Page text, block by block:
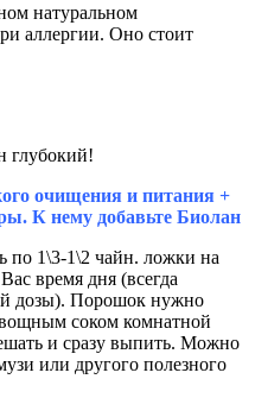
натуральном
аллергии. Оно стоит
глубокий!
очищения и питания +
К нему добавьте Биолан
по 1\3-1\2 чайн. ложки на
время дня (всегда
дозы). Порошок нужно
соком комнатной
и сразу выпить. Можно
или другого полезного